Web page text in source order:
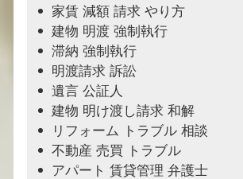
家賃 減額 請求 やり方
建物 明渡 強制執行
滞納 強制執行
明渡請求 訴訟
遺言 公証人
建物 明け渡し請求 和解
リフォーム トラブル 相談
不動産 売買 トラブル
アパート 賃貸管理 弁護士